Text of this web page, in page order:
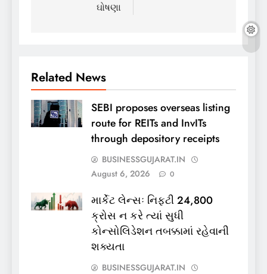
ઘોષણા
Related News
SEBI proposes overseas listing
route for REITs and InvITs
through depository receipts
BUSINESSGUJARAT.IN
August 6, 2026
0
માર્કેટ લેન્સઃ નિફ્ટી 24,800
ક્રોસ ન કરે ત્યાં સુધી
કોન્સોલિડેશન તબક્કામાં રહેવાની
શક્યતા
BUSINESSGUJARAT.IN